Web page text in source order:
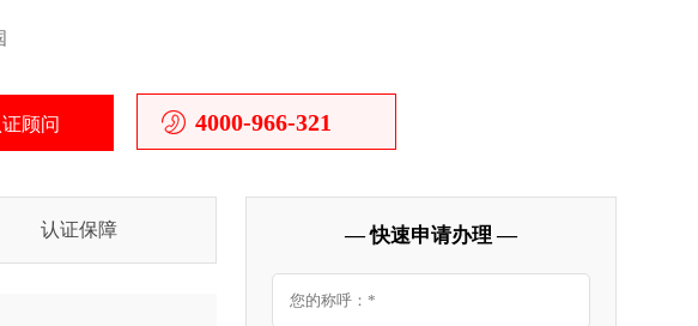
顾问 4000-966-321
认证保障 — 快速申请办理 —